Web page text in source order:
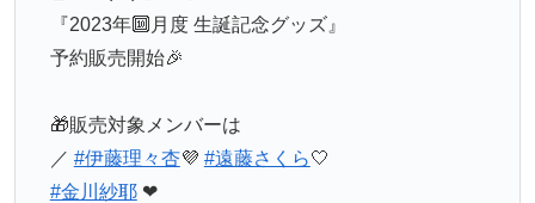
『2023年🔟月度 生誕記念グッズ』
予約販売開始🎉
🎁販売対象メンバーは
／ #伊藤理々杏💜 #遠藤さくら🤍
#金川紗耶❤